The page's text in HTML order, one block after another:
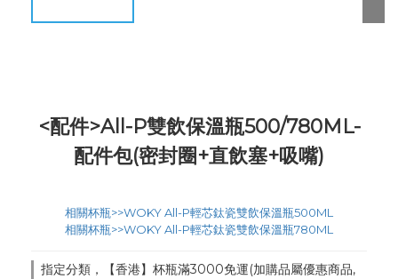
<配件>All-P雙飲保溫瓶500/780ML-
配件包(密封圈+直飲塞+吸嘴)
相關杯瓶>>WOKY All-P輕芯鈦瓷雙飲保溫瓶500ML
相關杯瓶>>WOKY All-P輕芯鈦瓷雙飲保溫瓶780ML
指定分類，【香港】杯瓶滿3000免運(加購品屬優惠商品,